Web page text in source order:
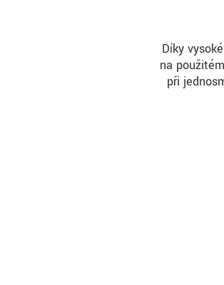
Díky
na
při